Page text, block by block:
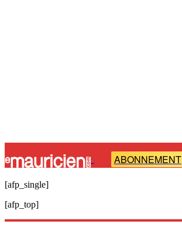
- ABONNEMENT
[afp_single]
[afp_top]